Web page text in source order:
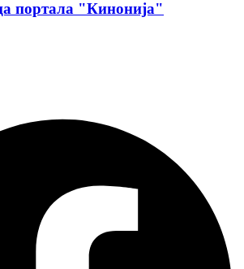
портала "Кинонија"